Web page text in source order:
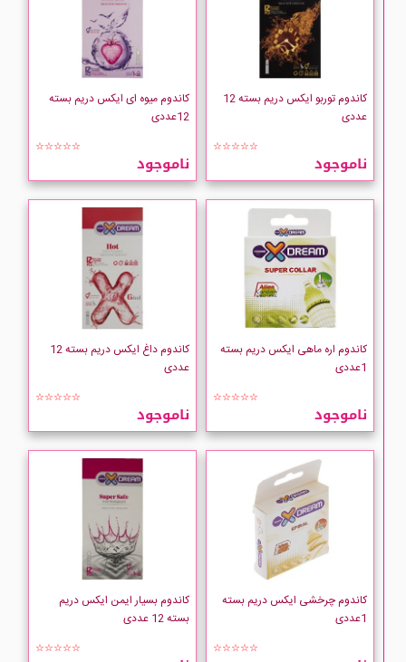
کاندوم توربو ایکس دریم بسته 12
عددی
☆☆☆☆☆
ناموجود
کاندوم میوه ای ایکس دریم بسته
12عددی
☆☆☆☆☆
ناموجود
کاندوم اره ماهی ایکس دریم بسته
1عددی
☆☆☆☆☆
ناموجود
کاندوم داغ ایکس دریم بسته 12
عددی
☆☆☆☆☆
ناموجود
کاندوم چرخشی ایکس دریم بسته
1عددی
☆☆☆☆☆
کاندوم بسیار ایمن ایکس دریم
بسته 12 عددی
☆☆☆☆☆